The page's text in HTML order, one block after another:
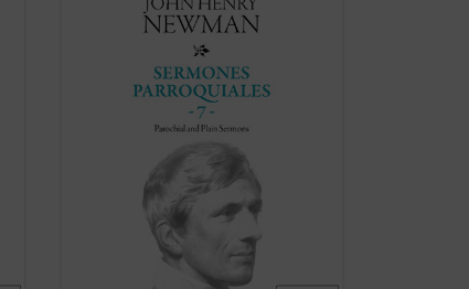
terminada la publicación de la serie de
Sermones parroquiales. En esos
momentos se hallaba inmerso en el
dramático proceso interior que
culminaría con su conversión ...(ver ficha)